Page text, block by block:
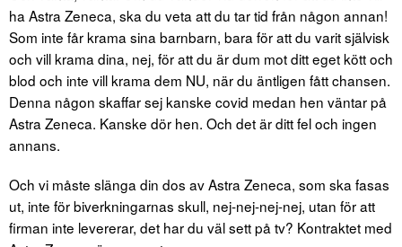
ha Astra Zeneca, ska du veta att du tar tid från någon annan!
Som inte får krama sina barnbarn, bara för att du varit självisk
och vill krama dina, nej, för att du är dum mot ditt eget kött och
blod och inte vill krama dem NU, när du äntligen fått chansen.
Denna någon skaffar sej kanske covid medan hen väntar på
Astra Zeneca. Kanske dör hen. Och det är ditt fel och ingen
annans.
Och vi måste slänga din dos av Astra Zeneca, som ska fasas
ut, inte för biverkningarnas skull, nej-nej-nej-nej, utan för att
firman inte levererar, det har du väl sett på tv? Kontraktet med